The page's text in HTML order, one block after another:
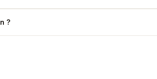
confidentialité (NDA) peut être signé sur
?